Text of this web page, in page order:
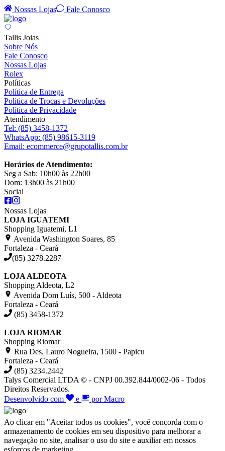
Nossas Lojas Fale Conosco
Tallis Joias
Sobre Nós
Fale Conosco
Nossas Lojas
Rolex
Políticas
Política de Entrega
Política de Trocas e Devoluções
Política de Privacidade
Atendimento
Tel: (85) 3458-1372
WhatsApp: (85) 98615-3119
Email: ecommerce@grupotallis.com.br
Horários de Atendimento:
Seg a Sab: 10h00 às 22h00
Dom: 13h00 às 21h00
Social
Nossas Lojas
LOJA IGUATEMI
Shopping Iguatemi, L1
Avenida Washington Soares, 85
Fortaleza - Ceará
(85) 3278.2287
LOJA ALDEOTA
Shopping Aldeota, L2
Avenida Dom Luís, 500 - Aldeota
Fortaleza - Ceará
(85) 3458-1372
LOJA RIOMAR
Shopping Riomar
Rua Des. Lauro Nogueira, 1500 - Papicu
Fortaleza - Ceará
(85) 3234.2442
Talys Comercial LTDA © - CNPJ 00.392.844/0002-06 - Todos
Direitos Reservados.
Desenvolvido com
e por Macro
Ao clicar em "Aceitar todos os cookies", você concorda com o
armazenamento de cookies em seu dispositivo para melhorar a
navegação no site, analisar o uso do site e auxiliar em nossos
esforços de marketing.